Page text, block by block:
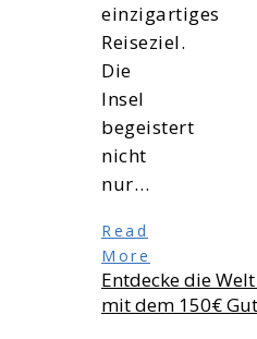
einzigartiges
Reiseziel.
Die
Insel
begeistert
nicht
nur…
Read
More
Entdecke die
mit dem 150€